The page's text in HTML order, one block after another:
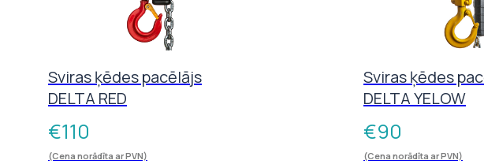
Sviras ķēdes pacēlājs
DELTA RED
€110
(Cena norādīta ar PVN)
Sviras ķēdes
DELTA YELOW
€90
(Cena norādīta ar PVN)